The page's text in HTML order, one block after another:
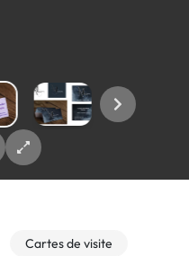
Cartes de visite